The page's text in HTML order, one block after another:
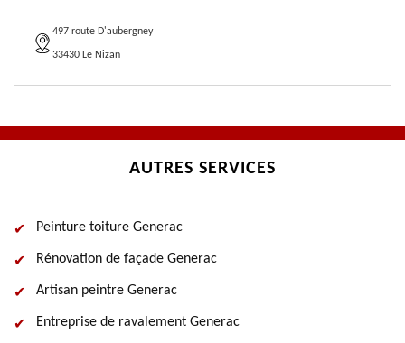
497 route D'aubergney
33430 Le Nizan
AUTRES SERVICES
Peinture toiture Generac
Rénovation de façade Generac
Artisan peintre Generac
Entreprise de ravalement Generac